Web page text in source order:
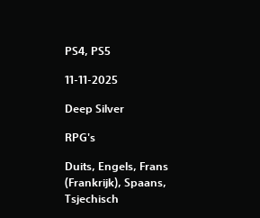
PS4, PS5
11-11-2025
Deep Silver
RPG's
Duits, Engels, Frans
(Frankrijk), Spaans,
Tsjechisch